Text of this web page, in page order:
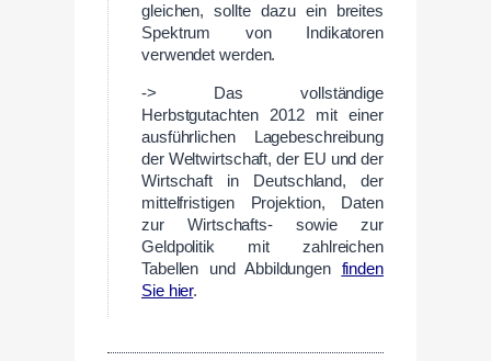
gleichen, sollte dazu ein breites
Spektrum von Indikatoren
verwendet werden.
-> Das vollständige
Herbstgutachten 2012 mit einer
ausführlichen Lagebeschreibung
der Weltwirtschaft, der EU und der
Wirtschaft in Deutschland, der
mittelfristigen Projektion, Daten
zur Wirtschafts- sowie zur
Geldpolitik mit zahlreichen
Tabellen und Abbildungen finden
Siehier.